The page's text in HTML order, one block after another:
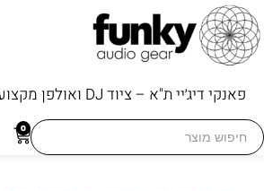
פאנקי דיג׳יי ת"א – ציוד DJ ואולפן מקצועי
Search
for:
0